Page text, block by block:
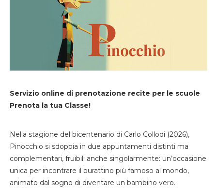
Servizio online di prenotazione recite per le scuole
Prenota la tua Classe!
Nella stagione del bicentenario di Carlo Collodi (2026),
Pinocchio si sdoppia in due appuntamenti distinti ma
complementari, fruibili anche singolarmente: un’occasione
unica per incontrare il burattino più famoso al mondo,
animato dal sogno di diventare un bambino vero.